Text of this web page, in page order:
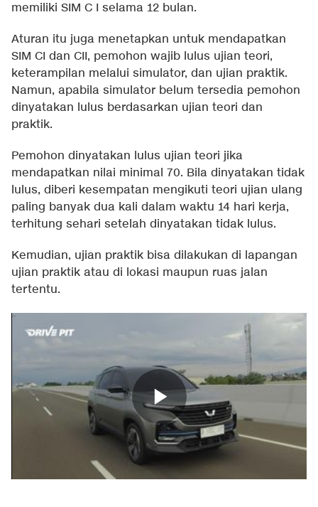
memiliki SIM C I selama 12 bulan.
Aturan itu juga menetapkan untuk mendapatkan
SIM CI dan CII, pemohon wajib lulus ujian teori,
keterampilan melalui simulator, dan ujian praktik.
Namun, apabila simulator belum tersedia pemohon
dinyatakan lulus berdasarkan ujian teori dan
praktik.
Pemohon dinyatakan lulus ujian teori jika
mendapatkan nilai minimal 70. Bila dinyatakan tidak
lulus, diberi kesempatan mengikuti teori ujian ulang
paling banyak dua kali dalam waktu 14 hari kerja,
terhitung sehari setelah dinyatakan tidak lulus.
Kemudian, ujian praktik bisa dilakukan di lapangan
ujian praktik atau di lokasi maupun ruas jalan
tertentu.